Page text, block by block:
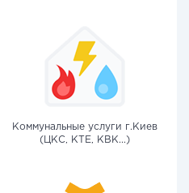
Коммунальные услуги г.Киев
(ЦКС, КТЕ, КВК...)